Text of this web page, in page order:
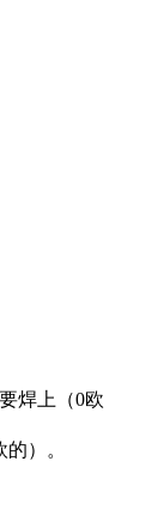
焊上（0欧
）。